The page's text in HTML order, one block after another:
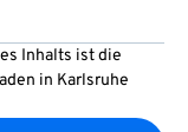
Inhalts ist die
in Karlsruhe